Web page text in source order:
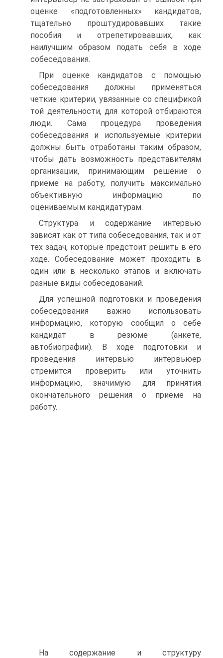
оценке «подготовленных» кандидатов,
тщательно проштудировавших такие
пособия и отрепетировавших, как
наилучшим образом подать себя в ходе
собеседования.
При оценке кандидатов с помощью
собеседования должны применяться
четкие критерии, увязанные со спецификой
той деятельности, для которой отбираются
люди. Сама процедура проведения
собеседования и используемые критерии
должны быть отработаны таким образом,
чтобы дать возможность представителям
организации, принимающим решение о
приеме на работу, получить максимально
объективную информацию по
оцениваемым кандидатурам.
Структура и содержание интервью
зависят как от типа собеседования, так и от
тех задач, которые предстоит решить в его
ходе. Собеседование может проходить в
один или в несколько этапов и включать
разные виды собеседований.
Для успешной подготовки и проведения
собеседования важно использовать
информацию, которую сообщил о себе
кандидат в резюме (анкете,
автобиографии). В ходе подготовки и
проведения интервью интервьюер
стремится проверить или уточнить
информацию, значимую для принятия
окончательного решения о приеме на
работу.
На содержание и структуру